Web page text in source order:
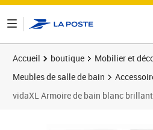
Accueil boutique
Mobilier et
Meubles de salle de bain
vidaXL Armoire de bain blanc